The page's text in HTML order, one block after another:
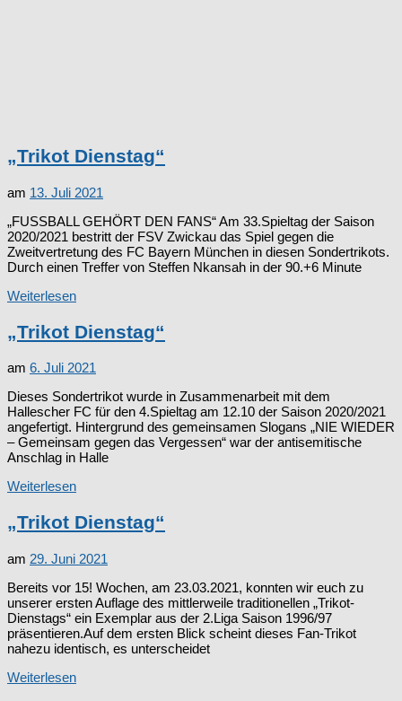
„Trikot Dienstag“
am 13. Juli 2021
„FUSSBALL GEHÖRT DEN FANS“ Am 33.Spieltag der Saison
2020/2021 bestritt der FSV Zwickau das Spiel gegen die
Zweitvertretung des FC Bayern München in diesen Sondertrikots.
Durch einen Treffer von Steffen Nkansah in der 90.+6 Minute
Weiterlesen
„Trikot Dienstag“
am 6. Juli 2021
Dieses Sondertrikot wurde in Zusammenarbeit mit dem
Hallescher FC für den 4.Spieltag am 12.10 der Saison 2020/2021
angefertigt. Hintergrund des gemeinsamen Slogans „NIE WIEDER
– Gemeinsam gegen das Vergessen“ war der antisemitische
Anschlag in Halle
Weiterlesen
„Trikot Dienstag“
am 29. Juni 2021
Bereits vor 15! Wochen, am 23.03.2021, konnten wir euch zu
unserer ersten Auflage des mittlerweile traditionellen „Trikot-
Dienstags“ ein Exemplar aus der 2.Liga Saison 1996/97
präsentieren.Auf dem ersten Blick scheint dieses Fan-Trikot
nahezu identisch, es unterscheidet
Weiterlesen